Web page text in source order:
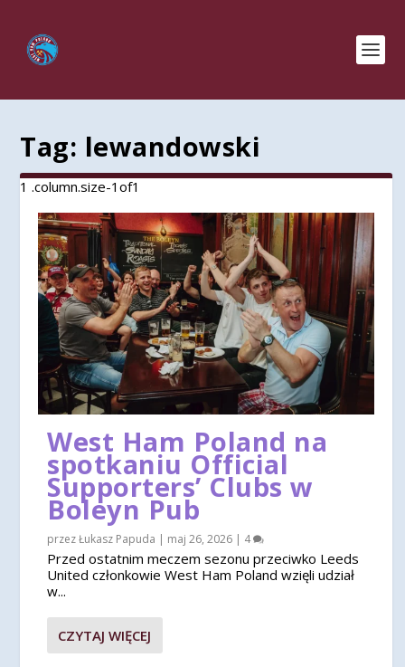
Tag: lewandowski
West Ham Poland na
spotkaniu Official
Supporters’ Clubs w
Boleyn Pub
przezŁukasz Papuda | maj 26, 2026 | 4
Przed ostatnim meczem sezonu przeciwko Leeds
United członkowie West Ham Poland wzięli udział
w...
CZYTAJ WIĘCEJ